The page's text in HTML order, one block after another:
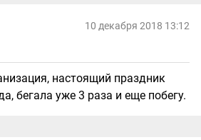
10 декабря 2018 13:12
настоящий праздник
бегала уже 3 раза и еще побегу.